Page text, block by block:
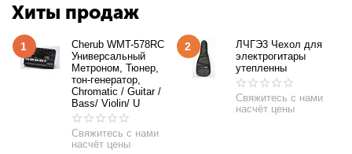
Хиты продаж
1
Cherub WMT-578RC
Универсальный
Метроном, Тюнер,
тон-генератор,
Chromatic / Guitar /
Bass/ Violin/ U
Свяжитесь с нами
насчёт цены
2
ЛЧГЭ3 Чехол для
электрогитары
утепленны
Свяжитесь с нами
насчёт цены